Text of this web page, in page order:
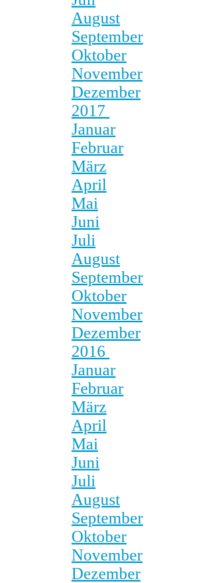
August
September
Oktober
November
Dezember
2017
Januar
Februar
März
April
Mai
Juni
Juli
August
September
Oktober
November
Dezember
2016
Januar
Februar
März
April
Mai
Juni
Juli
August
September
Oktober
November
Dezember